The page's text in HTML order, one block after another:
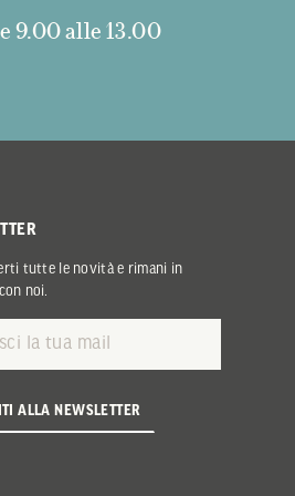
9.00 alle 13.00
tutte le novità e rimani in
noi.
ALLA NEWSLETTER